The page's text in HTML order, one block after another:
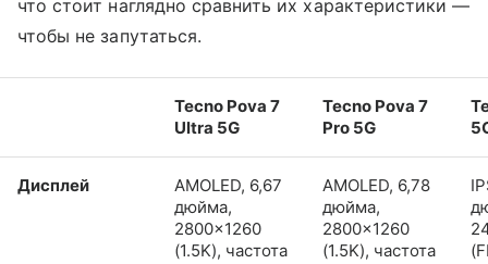
что стоит наглядно сравнить их характеристики —
чтобы не запутаться.
Tecno Pova 7
Ultra 5G
Tecno Pova 7
Pro 5G
Дисплей
AMOLED, 6,67
дюйма,
2800×1260
(1.5K), частота
AMOLED, 6,78
дюйма,
2800×1260
(1.5K), частота